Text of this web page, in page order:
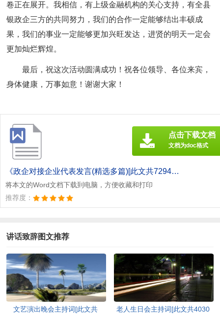
卷正在展开。我相信，有上级金融机构的关心支持，有全县
银政企三方的共同努力，我们的合作一定能够结出丰硕成
果，我们的事业一定能够更加兴旺发达，进贤的明天一定会
更加灿烂辉煌。
最后，祝这次活动圆满成功！祝各位领导、各位来宾，
身体健康，万事如意！谢谢大家！
《政企对接企业代表发言(精选多篇)[此文共7294字].doc》
将本文的Word文档下载到电脑，方便收藏和打印
推荐度：
点击下载文档
文档为doc格式
讲话致辞图文推荐
文艺演出晚会主持词[此文共
老人生日会主持词[此文共4030